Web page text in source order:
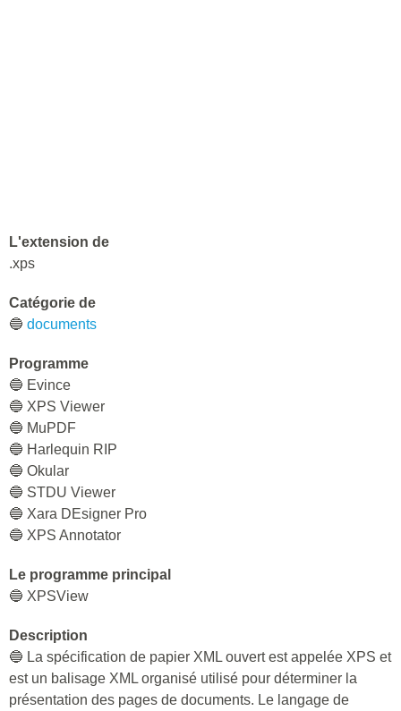
L'extension de
.xps
Catégorie de
🔵 documents
Programme
🔵 Evince
🔵 XPS Viewer
🔵 MuPDF
🔵 Harlequin RIP
🔵 Okular
🔵 STDU Viewer
🔵 Xara DEsigner Pro
🔵 XPS Annotator
Le programme principal
🔵 XPSView
Description
🔵 La spécification de papier XML ouvert est appelée XPS et
est un balisage XML organisé utilisé pour déterminer la
présentation des pages de documents. Le langage de